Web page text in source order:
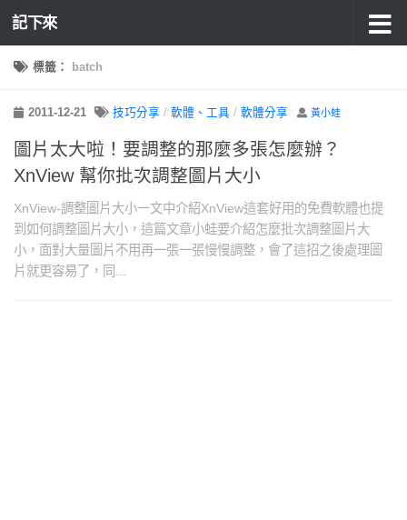
記下來
標籤： batch
2011-12-21 技巧分享 / 軟體、工具 / 軟體分享 黃小蛙
圖片太大啦！要調整的那麼多張怎麼辦？
XnView 幫你批次調整圖片大小
XnView-調整圖片大小一文中介紹XnView這套好用的免費軟體也提
到如何調整圖片大小，這篇文章小蛙要介紹怎麼批次調整圖片大
小，面對大量圖片不用再一張一張慢慢調整，會了這招之後處理圖
片就更容易了，同...